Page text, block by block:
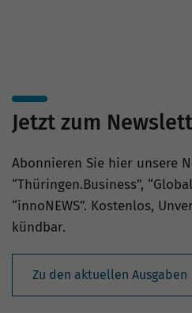
Jetzt zum
Abonnieren Sie hier unsere
“Thüringen.Business”,
“innoNEWS”. Kostenlos,
kündbar.
Zu den aktuellen Ausgaben